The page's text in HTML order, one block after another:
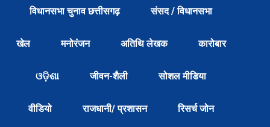
विधानसभा चुनाव छत्तीसगढ़ संसद / विधानसभा
खेल मनोरंजन अतिथि लेखक कारोबार
ଓଡ଼ିଶା जीवन-शैली सोशल मीडिया
वीडियो राजधानी/ प्रशासन रिसर्च जोन